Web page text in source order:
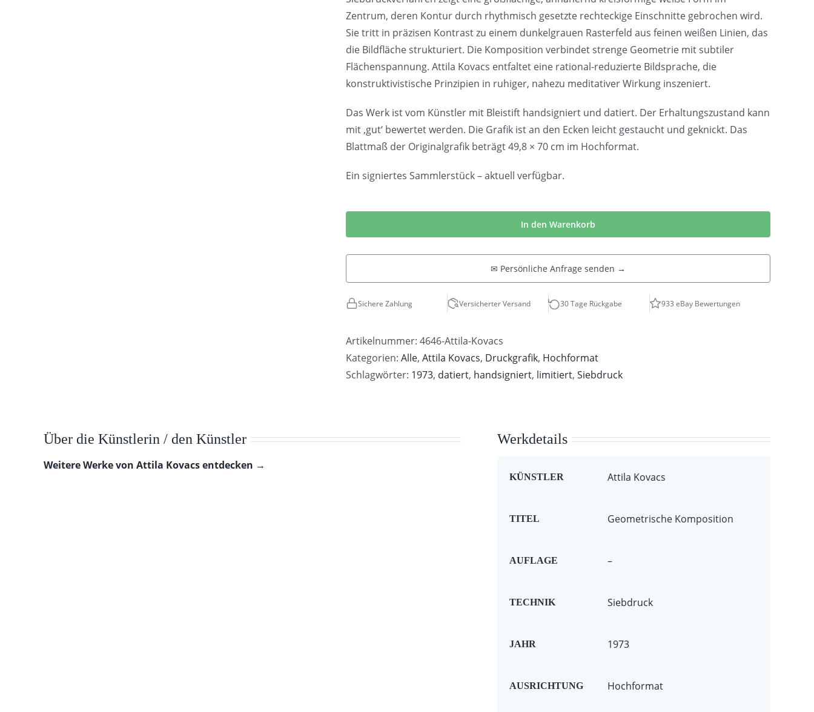
Zentrum, deren Kontur durch rhythmisch gesetzte rechteckige Einschnitte gebrochen wird.
Sie tritt in präzisen Kontrast zu einem dunkelgrauen Rasterfeld aus feinen weißen Linien, das
die Bildfläche strukturiert. Die Komposition verbindet strenge Geometrie mit subtiler
Flächenspannung. Attila Kovacs entfaltet eine rational-reduzierte Bildsprache, die
konstruktivistische Prinzipien in ruhiger, nahezu meditativer Wirkung inszeniert.
Das Werk ist vom Künstler mit Bleistift handsigniert und datiert. Der Erhaltungszustand kann
mit ‚gut‘ bewertet werden. Die Grafik ist an den Ecken leicht gestaucht und geknickt. Das
Blattmaß der Originalgrafik beträgt 49,8 × 70 cm im Hochformat.
Ein signiertes Sammlerstück – aktuell verfügbar.
|
Geometrische
In den Warenkorb
✉ Persönliche Anfrage senden →
Sichere Zahlung Versicherter Versand 30 Tage Rückgabe 933 eBay Bewertungen
Artikelnummer:4646-Attila-Kovacs
Kategorien:Alle,Attila Kovacs, Druckgrafik, Hochformat
Schlagwörter: 1973, datiert, handsigniert, limitiert,Siebdruck
Über die Künstlerin / den Künstler
Weitere Werke von Attila Kovacs entdecken →
Werkdetails
KÜNSTLER Attila Kovacs
TITEL Geometrische Komposition
AUFLAGE –
TECHNIK Siebdruck
JAHR 1973
AUSRICHTUNG Hochformat